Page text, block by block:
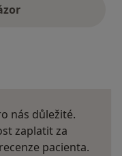
nás důležité.
zaplatit za
pacienta.